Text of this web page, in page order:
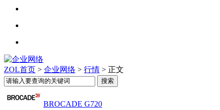
ZOL首页 > 企业网络 > 行情 > 正文
BROCADE G720